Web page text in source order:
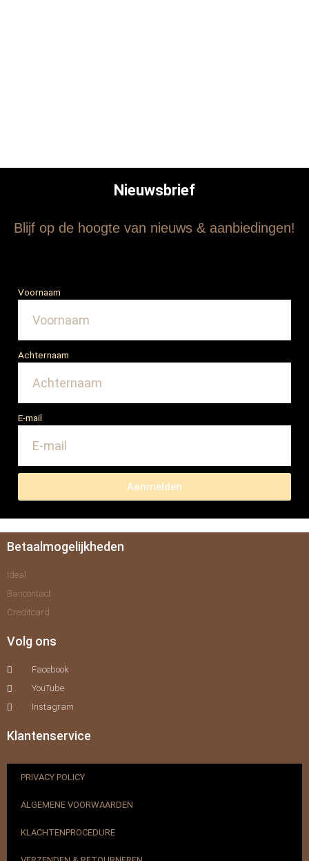
Nieuwsbrief
Blijf op de hoogte van nieuws & aanbiedingen!
Voornaam
Achternaam
E-mail
Aanmelden
Betaalmogelijkheden
Ideal
Bancontact
Creditcard
Volg ons
Facebook
YouTube
Instagram
Klantenservice
PRIVACY POLICY
ALGEMENE VOORWAARDEN
KLACHTENPROCEDURE